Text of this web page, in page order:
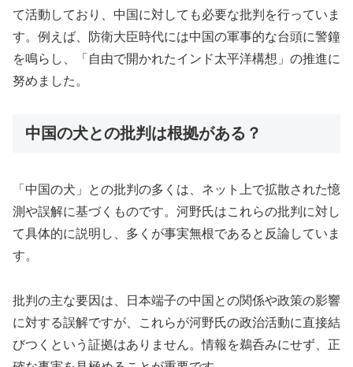
て活動しており、中国に対しても必要な批判を行っていま
す。例えば、防衛大臣時代には中国の軍事的な台頭に警鐘
を鳴らし、「自由で開かれたインド太平洋構想」の推進に
努めました。
中国の犬との批判は根拠がある？
「中国の犬」との批判の多くは、ネット上で拡散された憶
測や誤解に基づくものです。河野氏はこれらの批判に対し
て具体的に説明し、多くが事実無根であると反論していま
す。
批判の主な要因は、日本端子の中国との関係や政策の影響
に対する誤解ですが、これらが河野氏の政治活動に直接結
びつくという証拠はありません。情報を鵜呑みにせず、正